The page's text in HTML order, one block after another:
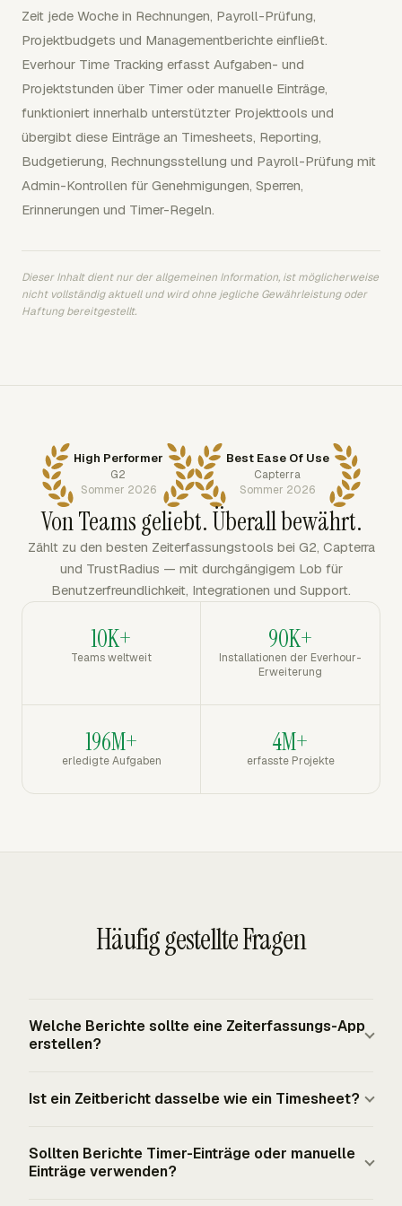
Zeit jede Woche in Rechnungen, Payroll-Prüfung,
Projektbudgets und Managementberichte einfließt.
Everhour Time Tracking erfasst Aufgaben- und
Projektstunden über Timer oder manuelle Einträge,
funktioniert innerhalb unterstützter Projekttools und
übergibt diese Einträge an Timesheets, Reporting,
Budgetierung, Rechnungsstellung und Payroll-Prüfung mit
Admin-Kontrollen für Genehmigungen, Sperren,
Erinnerungen und Timer-Regeln.
Dieser Inhalt dient nur der allgemeinen Information, ist möglicherweise
nicht vollständig aktuell und wird ohne jegliche Gewährleistung oder
Haftung bereitgestellt.
High Performer
G2
Sommer 2026
Best Ease Of Use
Capterra
Sommer 2026
Von Teams geliebt. Überall bewährt.
Zählt zu den besten Zeiterfassungstools bei G2, Capterra
und TrustRadius — mit durchgängigem Lob für
Benutzerfreundlichkeit, Integrationen und Support.
10K+
Teams weltweit
90K+
Installationen der Everhour-
Erweiterung
196M+
erledigte Aufgaben
4M+
erfasste Projekte
Häufig gestellte Fragen
Welche Berichte sollte eine Zeiterfassungs-App
erstellen?
Person, Projekt, Kunde, Aufgabe, Datumsbereich,
erstellen. Abrechnungsteams benötigen Kunden- und
Rechnungsansichten. Manager benötigen Ansichten zu
Ist ein Zeitbericht dasselbe wie ein Timesheet?
nach Mitarbeiter und Woche. Ein Zeitbericht analysiert
dieselbe Zeit für einen bestimmten Zweck, etwa
Sollten Berichte Timer-Einträge oder manuelle
Einträge verwenden?